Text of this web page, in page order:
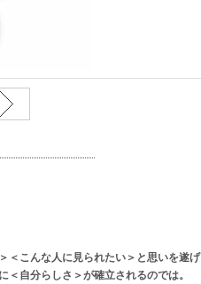
＜こんな人に見られたい＞と思いを遂げ
＜自分らしさ＞が確立されるのでは。